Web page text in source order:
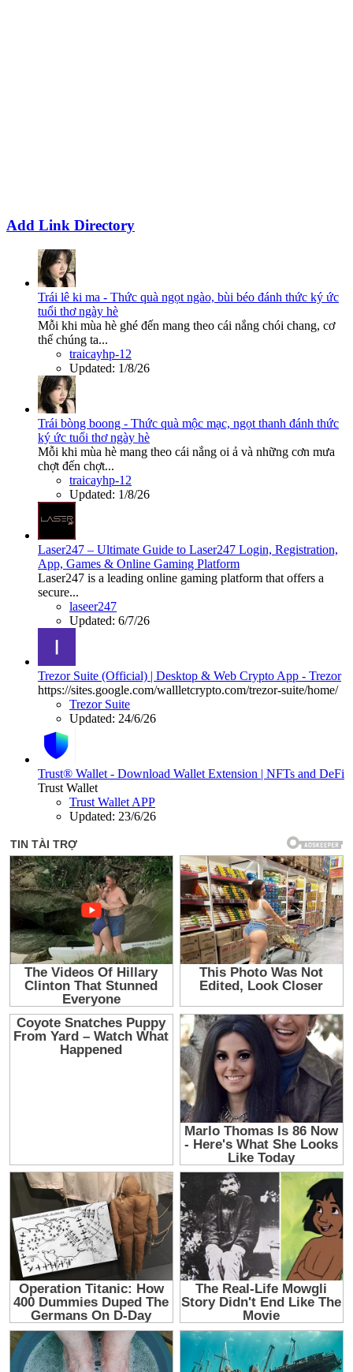
Add Link Directory
Trái lê ki ma - Thức quà ngọt ngào, bùi béo đánh thức ký ức
tuổi thơ ngày hè
Mỗi khi mùa hè ghé đến mang theo cái nắng chói chang, cơ
thể chúng ta...
traicayhp-12
Updated: 1/8/26
Trái bòng boong - Thức quà mộc mạc, ngọt thanh đánh thức
ký ức tuổi thơ ngày hè
Mỗi khi mùa hè mang theo cái nắng oi ả và những cơn mưa
chợt đến chợt...
traicayhp-12
Updated: 1/8/26
Laser247 – Ultimate Guide to Laser247 Login, Registration,
App, Games & Online Gaming Platform
Laser247 is a leading online gaming platform that offers a
secure...
laseer247
Updated: 6/7/26
Trezor Suite (Official) | Desktop & Web Crypto App - Trezor
https://sites.google.com/wallletcrypto.com/trezor-suite/home/
Trezor Suite
Updated: 24/6/26
Trust® Wallet - Download Wallet Extension | NFTs and DeFi
Trust Wallet
Trust Wallet APP
Updated: 23/6/26